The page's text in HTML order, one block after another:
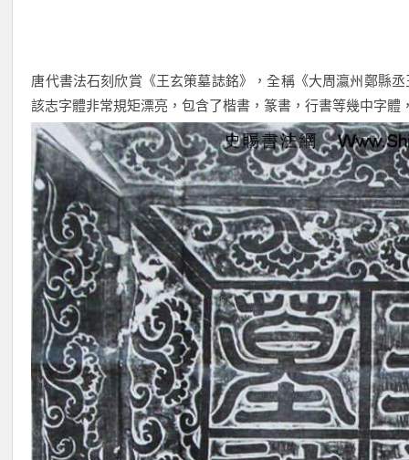
唐代書法石刻欣賞《王玄策墓誌銘》，全稱《大周瀛州鄭縣
該志字體非常規矩漂亮，包含了楷書，篆書，行書等幾中字